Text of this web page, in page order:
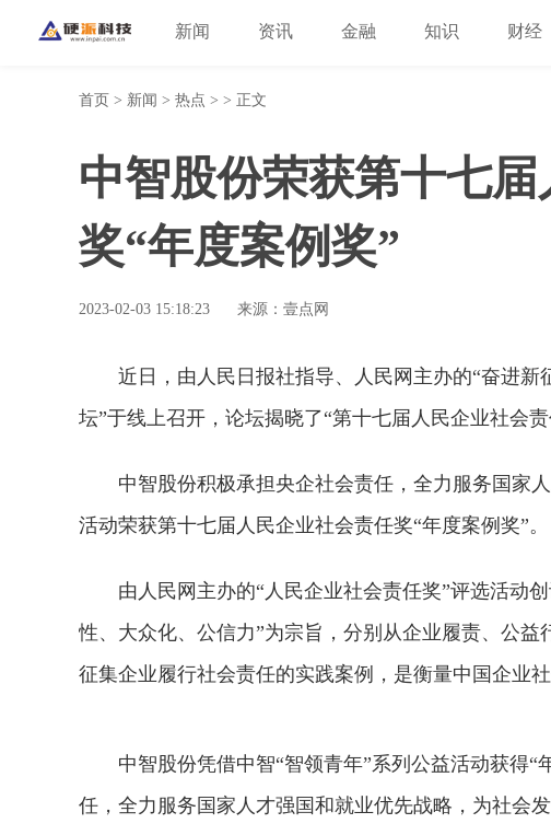
新闻 资讯 金融 知识 财经
首页 > 新闻 > 热点 > > 正文
中智股份荣获第十七
奖“年度案例奖”
2023-02-03 15:18:23 来源：壹点网
近日，由人民日报社指导、人民网主办的“奋进
坛”于线上召开，论坛揭晓了“第十七届人民企业社会责
中智股份积极承担央企社会责任，全力服务国家
活动荣获第十七届人民企业社会责任奖“年度案例奖”。
由人民网主办的“人民企业社会责任奖”评选活动
性、大众化、公信力”为宗旨，分别从企业履责、公
征集企业履行社会责任的实践案例，是衡量中国企业
中智股份凭借中智“智领青年”系列公益活动获得
任，全力服务国家人才强国和就业优先战略，为社会